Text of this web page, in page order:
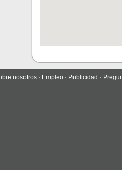
nosotros · Empleo · Publicidad ·